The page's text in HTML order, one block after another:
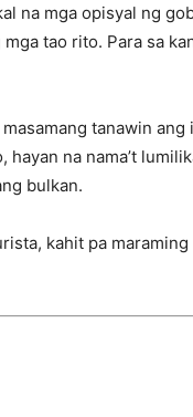
na mga opisyal ng
tao rito. Para sa
tanawin
hayan na nama’t
bulkan.
kahit pa